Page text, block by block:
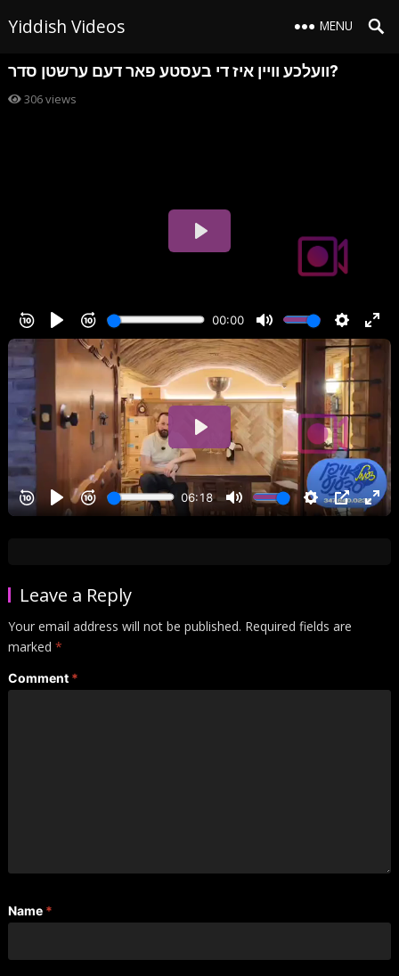
Yiddish Videos MENU
וועלכע וויין איז די בעסטע פאר דעם ערשטן סדר?
306views
Leave a Reply
Your email address will not be published. Required fields are
marked *
Comment *
Name *